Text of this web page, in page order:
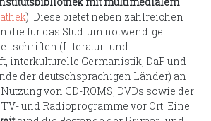
). Diese bietet neben zahlreichen
die für das Studium notwendige
(Literatur- und
interkulturelle Germanistik, DaF und
der deutschsprachigen Länder) an
von CD-ROMS, DVDs sowie der
und Radioprogramme vor Ort. Eine